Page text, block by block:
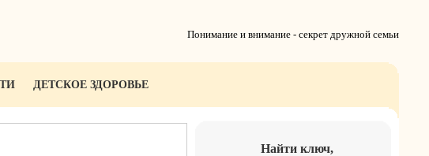
Понимание и внимание - секрет дружной семьи
ДЕТСКОЕ ЗДОРОВЬЕ
Найти ключ,